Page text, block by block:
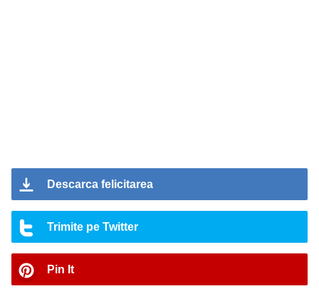
Descarca felicitarea
Trimite pe Twitter
Pin It